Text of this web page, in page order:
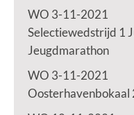
WO 3-11-2021
Selectiewedstrijd 1
Jeugdmarathon
WO 3-11-2021
Oosterhavenbokaal